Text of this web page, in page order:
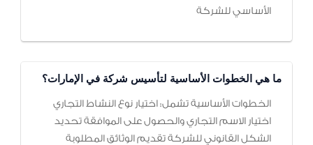
الأساسي للشركة
ما هي الخطوات الأساسية لتأسيس شركة في الإمارات؟
الخطوات الأساسية تشمل: اختيار نوع النشاط التجاري
اختيار الاسم التجاري والحصول على الموافقة تحديد
الشكل القانوني للشركة تقديم الوثائق المطلوبة